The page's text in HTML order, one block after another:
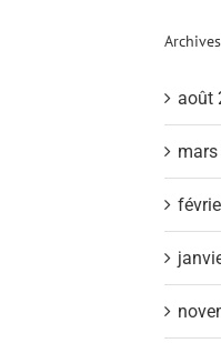
Archives
août